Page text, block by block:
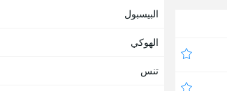
ألمانيا
أمريكا
أنتيغوا وبربودا
البيسبول
الهوكي
تنس